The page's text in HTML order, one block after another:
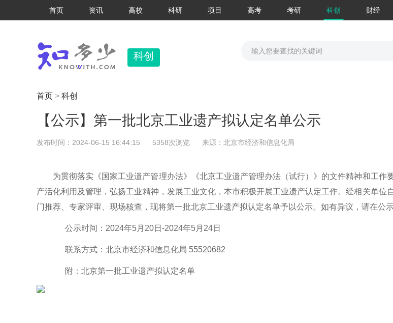
首页 资讯 高校 科研 项目 高考 考研 科创 财经
科创
首页 > 科创
【公示】第一批北京工业遗产拟认定名单公示
发布时间：2024-06-15 16:44:15 5358次浏览 来源：北京市经济和信息化局
为贯彻落实《国家工业遗产管理办法》《北京工业遗产管理办法（试行）》的文件精神和工作
产活化利用及管理，弘扬工业精神，发展工业文化，本市积极开展工业遗产认定工作。经相关单位
门推荐、专家评审、现场核查，现将第一批北京工业遗产拟认定名单予以公示。如有异议，请在公示
公示时间：2024年5月20日-2024年5月24日
联系方式：北京市经济和信息化局 55520682
附：北京第一批工业遗产拟认定名单